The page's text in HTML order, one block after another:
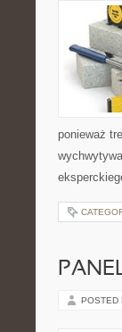
ponieważ
POSTED